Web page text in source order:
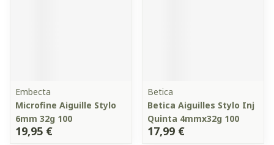
Embecta
Microfine Aiguille Stylo
6mm 32g 100
19,95 €
Betica
Betica Aiguilles Stylo Inj
Quinta 4mmx32g 100
17,99 €